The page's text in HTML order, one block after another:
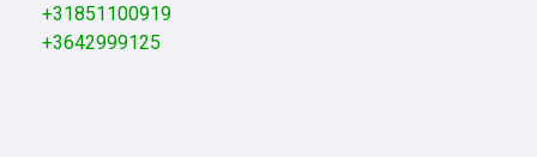
+31851100919
+3642999125